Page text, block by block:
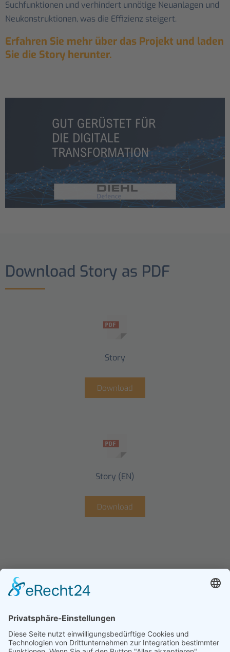
Suchfunktionen und verhindert unnötige Neuanlagen und
Neukonstruktionen, was die Effizienz steigert.
Erfahren Sie mehr über das Projekt und laden
Sie die Story herunter.
Download Story as PDF
Story
Download
Story (EN)
Download